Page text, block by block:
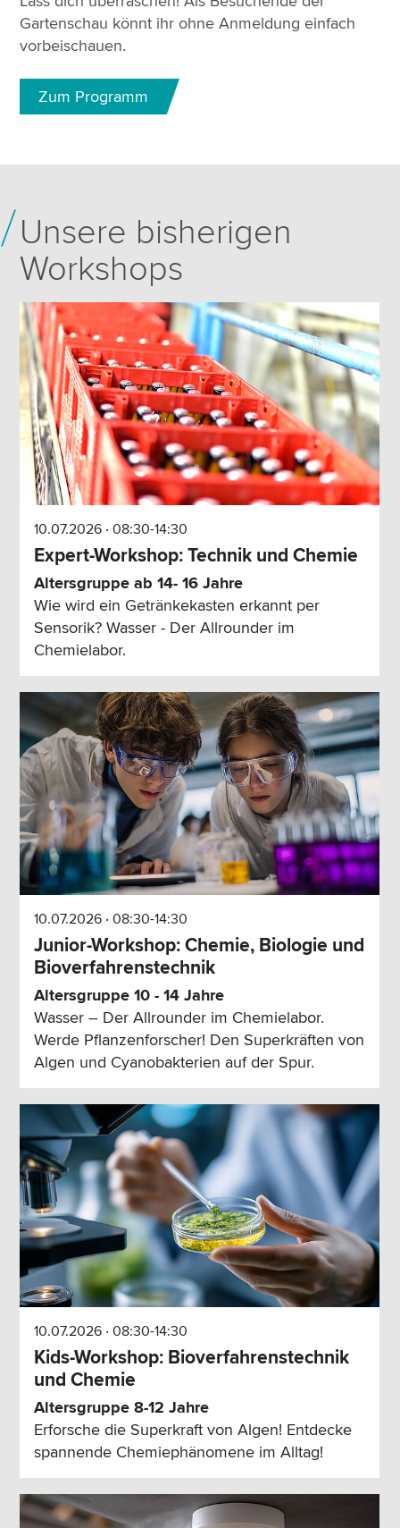
Gartenschau könnt ihr ohne Anmeldung einfach
vorbeischauen.
Zum Programm
Unsere bisherigen
Workshops
10.07.2026 ‧ 08:30-14:30
Expert-Workshop: Technik und Chemie
Altersgruppe ab 14- 16 Jahre
Wie wird ein Getränkekasten erkannt per
Sensorik? Wasser - Der Allrounder im
Chemielabor.
10.07.2026 ‧ 08:30-14:30
Junior-Workshop: Chemie, Biologie und
Bioverfahrenstechnik
Altersgruppe 10 - 14 Jahre
Wasser – Der Allrounder im Chemielabor.
Werde Pflanzenforscher! Den Superkräften von
Algen und Cyanobakterien auf der Spur.
10.07.2026 ‧ 08:30-14:30
Kids-Workshop: Bioverfahrenstechnik
und Chemie
Altersgruppe 8-12 Jahre
Erforsche die Superkraft von Algen! Entdecke
spannende Chemiephänomene im Alltag!